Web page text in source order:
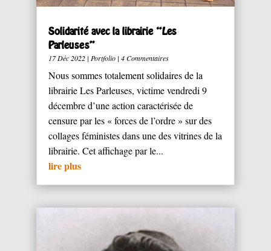
Solidarité avec la librairie “Les
Parleuses”
17 Déc 2022| Portfolio| 4 Commentaires
Nous sommes totalement solidaires de la
librairie Les Parleuses, victime vendredi 9
décembre d’une action caractérisée de
censure par les « forces de l’ordre » sur des
collages féministes dans une des vitrines de la
librairie. Cet affichage par le...
lire plus